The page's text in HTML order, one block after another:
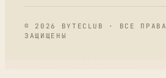
© 2026 BYTECLUB · ВСЕ ПРАВА
ЗАЩИЩЕНЫ